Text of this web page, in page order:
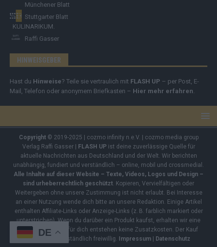
Münchener Blatt
Stuttgarter Blatt
KULINARIKUM.
Raffi Gasser
HINWEISGEBER
Hast du Hinweise? Teile sie vertraulich mit FLASH UP – per Post, E-
Mail, Telefon oder anonymem Briefkasten – Hier mehr erfahren
Copyright© 2019-2025 | cozmo infinity n.e.V. | cozmo media group
Verlag Raffi Gasser | FLASH UPist deine zuverlässige Quelle für
aktuelle Nachrichten aus Deutschland und der Welt. Wir berichten
unabhängig, fundiert und verständlich – online, mobil und crossmedial.
Alle Inhalte auf dieser Website – Texte, Videos, Logos und Design –
sind urheberrechtlich geschützt . Kopieren, Vervielfältigen oder
Weitergeben ohne unsere Zustimmung ist nicht erlaubt. Bei Interesse
an einer Nutzung wende dich bitte an unsere Redaktion. Einige Artikel
enthalten Affiliate-Links oder Anzeige-Links (z. B. farblich markiert oder
unterstrichen). Wenn du darüber ein Produkt kaufst, erhalten wir eine
kleine Provision – für dich entstehen keine Zusatzkosten. Der Kauf
bleibt selbstverständlich freiwillig. Impressum | Datenschutz
DE